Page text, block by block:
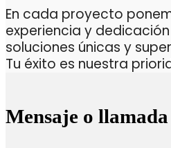
En cada proyecto
experiencia y
soluciones únicas y
Tu éxito es nuestra
Mensaje o llamada